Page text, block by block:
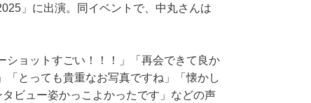
」に出演。同イベントで、中丸さんは
ショットすごい！！！」「再会できて良か
とっても貴重なお写真ですね」「懐かし
ビュー姿かっこよかったです」などの声